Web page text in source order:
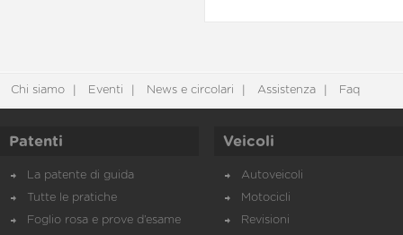
Chi siamo Eventi News e circolari Assistenza Faq
Patenti
La patente di guida
Tutte le pratiche
Foglio rosa e prove d’esame
Veicoli
Autoveicoli
Motocicli
Revisioni